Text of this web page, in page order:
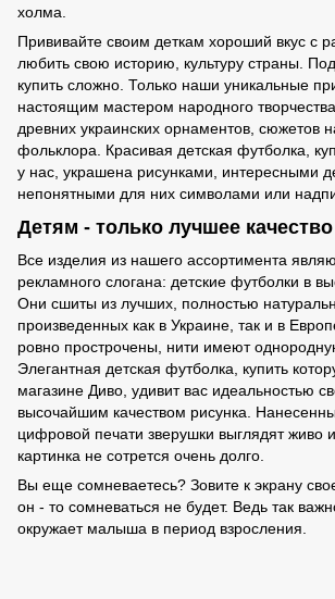
холма.
Прививайте своим деткам хороший вкус с
любить свою историю, культуру страны.
купить сложно. Только наши уникальные
настоящим мастером народного
древних украинских орнаментов, сюжетов
фольклора. Красивая детская футболка,
у нас, украшена рисунками, интересными
непонятными для них символами или
Детям - только лучшее качество
Все изделия из нашего ассортимента
рекламного слогана: детские футболки в
Они сшиты из лучших, полностью
произведенных как в Украине, так и в
ровно прострочены, нити имеют
Элегантная детская футболка, купить
магазине Диво, удивит вас идеальностью
высочайшим качеством рисунка.
цифровой печати зверушки выглядят живо
картинка не сотрется очень долго.
Вы еще сомневаетесь? Зовите к экрану
он - то сомневаться не будет. Ведь так
окружает малыша в период взросления.